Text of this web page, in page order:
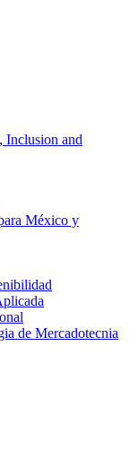
Inclusion and
México y
de Mercadotecnia